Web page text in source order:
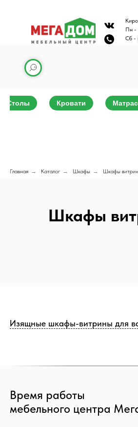
Пн -
Сб -
Столы Кровати
Главная → Каталог → Шкафы → Шкафы
Шкафы
Изящные шкафы-витрины для
Время работы
мебельного центра